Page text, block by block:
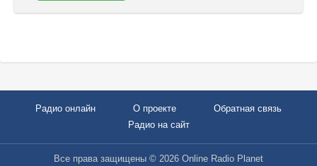
Радио онлайн О проекте
Обратная связь
Радио на сайт
Все права защищены © 2026 Online Radio Planet